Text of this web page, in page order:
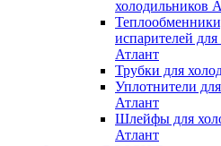
холодильников
испарителей
Атлант
Трубки для
Уплотнители
Атлант
Шлейфы для
Атлант